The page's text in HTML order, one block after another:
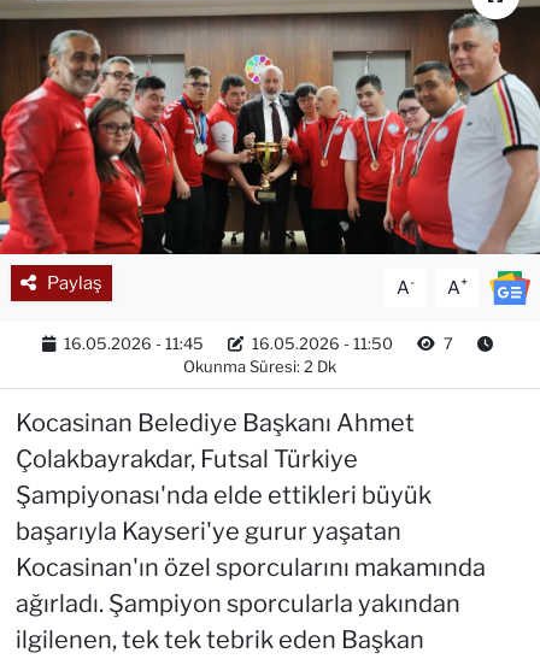
Paylaş A- A+
16.05.2026 - 11:45 16.05.2026 - 11:50
7
Okunma Süresi: 2 Dk
Kocasinan Belediye Başkanı Ahmet
Çolakbayrakdar, Futsal Türkiye
Şampiyonası'nda elde ettikleri büyük
başarıyla Kayseri'ye gurur yaşatan
Kocasinan'ın özel sporcularını makamında
ağırladı. Şampiyon sporcularla yakından
ilgilenen, tek tek tebrik eden Başkan